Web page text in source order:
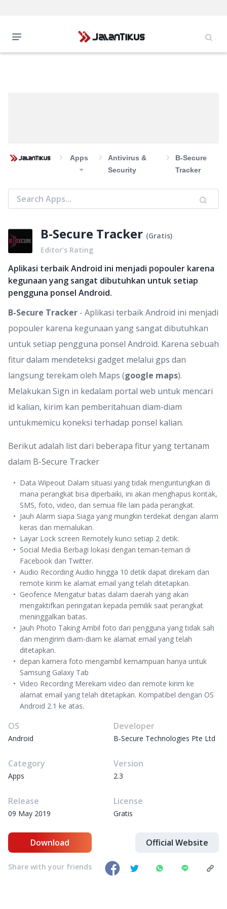
Apps
Antivirus &
Security
B-Secure
Tracker
B-Secure Tracker (Gratis)
Editor’s Rating
Aplikasi terbaik Android ini menjadi popouler karena
kegunaan yang sangat dibutuhkan untuk setiap
pengguna ponsel Android.
B-Secure Tracker - Aplikasi terbaik Android ini menjadi
popouler karena kegunaan yang sangat dibutuhkan
untuk setiap pengguna ponsel Android. Karena sebuah
fitur dalam mendeteksi gadget melalui gps dan
langsung terekam oleh Maps (google maps).
Melakukan Sign in kedalam portal web untuk mencari
id kalian, kirim kan pemberitahuan diam-diam
untukmemicu koneksi terhadap ponsel kalian.
Berikut adalah list dari beberapa fitur yang tertanam
dalam B-Secure Tracker
Data Wipeout Dalam situasi yang tidak menguntungkan di
mana perangkat bisa diperbaiki, ini akan menghapus kontak,
SMS, foto, video, dan semua file lain pada perangkat.
Jauh Alarm siapa Siaga yang mungkin terdekat dengan alarm
keras dan memalukan.
Layar Lock screen Remotely kunci setiap 2 detik.
Social Media Berbagi lokasi dengan teman-teman di
Facebook dan Twitter.
Audio Recording Audio hingga 10 detik dapat direkam dan
remote kirim ke alamat email yang telah ditetapkan.
Geofence Mengatur batas dalam daerah yang akan
mengaktifkan peringatan kepada pemilik saat perangkat
meninggalkan batas.
Jauh Photo Taking Ambil foto dari pengguna yang tidak sah
dan mengirim diam-diam ke alamat email yang telah
ditetapkan.
depan kamera foto mengambil kemampuan hanya untuk
Samsung Galaxy Tab
Video Recording Merekam video dan remote kirim ke
alamat email yang telah ditetapkan. Kompatibel dengan OS
Android 2.1 ke atas.
OS
Android
Developer
B-Secure Technologies Pte Ltd
Category
Apps
Version
2.3
Release
09 May 2019
License
Gratis
Download Official Website
Share with your friends